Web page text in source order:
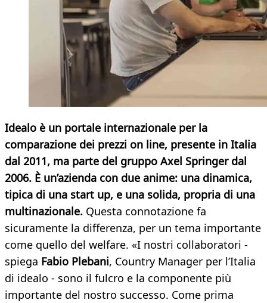
Idealo è un portale internazionale per la
comparazione dei prezzi on line, presente in Italia
dal 2011, ma parte del gruppo Axel Springer dal
2006. È un’azienda con due anime: una dinamica,
tipica di una start up, e una solida, propria di una
multinazionale. Questa connotazione fa
sicuramente la differenza, per un tema importante
come quello del welfare. «I nostri collaboratori -
spiega Fabio Plebani, Country Manager per l’Italia
di idealo - sono il fulcro e la componente più
importante del nostro successo. Come prima